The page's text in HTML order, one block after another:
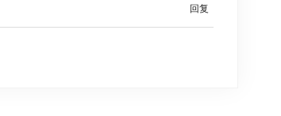
回复